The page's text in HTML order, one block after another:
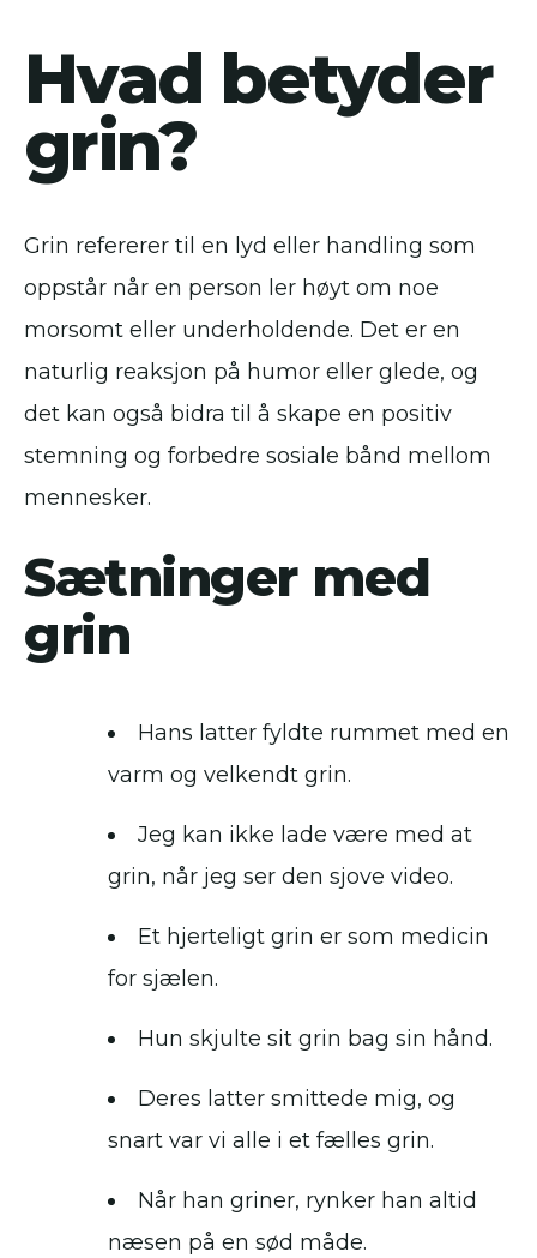
Hvad betyder
grin?
Grin refererer til en lyd eller handling som
oppstår når en person ler høyt om noe
morsomt eller underholdende. Det er en
naturlig reaksjon på humor eller glede, og
det kan også bidra til å skape en positiv
stemning og forbedre sosiale bånd mellom
mennesker.
Sætninger med
grin
Hans latter fyldte rummet med en
varm og velkendt grin.
Jeg kan ikke lade være med at
grin, når jeg ser den sjove video.
Et hjerteligt grin er som medicin
for sjælen.
Hun skjulte sit grin bag sin hånd.
Deres latter smittede mig, og
snart var vi alle i et fælles grin.
Når han griner, rynker han altid
næsen på en sød måde.